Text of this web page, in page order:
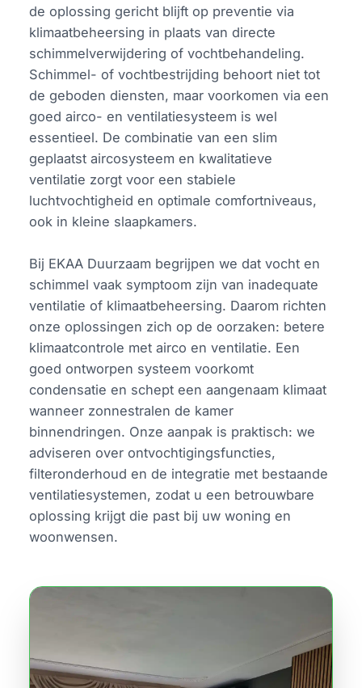
de oplossing gericht blijft op preventie via
klimaatbeheersing in plaats van directe
schimmelverwijdering of vochtbehandeling.
Schimmel- of vochtbestrijding behoort niet tot
de geboden diensten, maar voorkomen via een
goed airco- en ventilatiesysteem is wel
essentieel. De combinatie van een slim
geplaatst aircosysteem en kwalitatieve
ventilatie zorgt voor een stabiele
luchtvochtigheid en optimale comfortniveaus,
ook in kleine slaapkamers.
Bij EKAA Duurzaam begrijpen we dat vocht en
schimmel vaak symptoom zijn van inadequate
ventilatie of klimaatbeheersing. Daarom richten
onze oplossingen zich op de oorzaken: betere
klimaatcontrole met airco en ventilatie. Een
goed ontworpen systeem voorkomt
condensatie en schept een aangenaam klimaat
wanneer zonnestralen de kamer
binnendringen. Onze aanpak is praktisch: we
adviseren over ontvochtigingsfuncties,
filteronderhoud en de integratie met bestaande
ventilatiesystemen, zodat u een betrouwbare
oplossing krijgt die past bij uw woning en
woonwensen.